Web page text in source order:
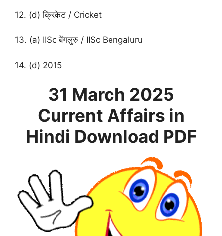
12. (d) क्रिकेट / Cricket
13. (a) IISc बेंगलुरु / IISc Bengaluru
14. (d) 2015
31 March 2025
Current Affairs in
Hindi Download PDF